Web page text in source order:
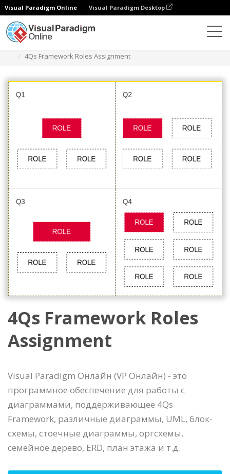
Visual Paradigm Online Visual Paradigm Desktop
4Qs Framework Roles Assignment
4Qs Framework Roles
Assignment
Visual Paradigm Онлайн (VP Онлайн) - это
программное обеспечение для работы с
диаграммами, поддерживающее 4Qs
Framework, различные диаграммы, UML, блок-
схемы, стоечные диаграммы, оргсхемы,
семейное дерево, ERD, план этажа и т.д.